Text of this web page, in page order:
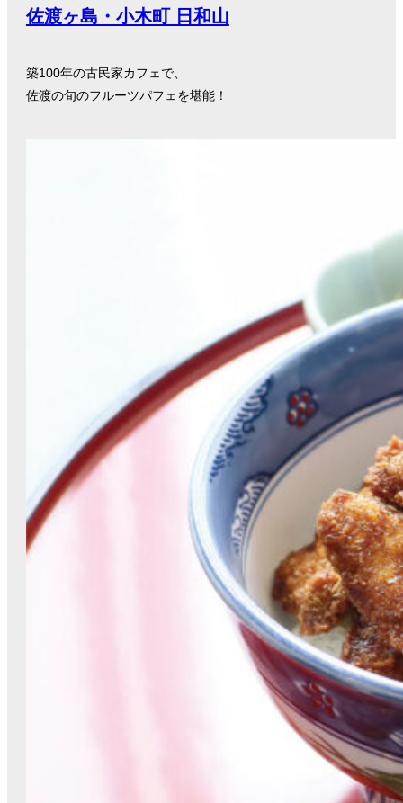
佐渡ヶ島・小木町 日和山
築100年の古民家カフェで、
佐渡の旬のフルーツパフェを堪能！